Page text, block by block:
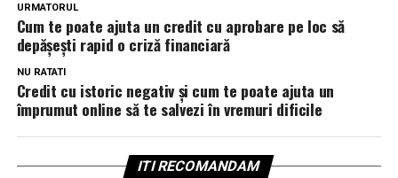
URMATORUL
Cum te poate ajuta un credit cu aprobare pe loc să
depășești rapid o criză financiară
NU RATATI
Credit cu istoric negativ și cum te poate ajuta un
împrumut online să te salvezi în vremuri dificile
ITI RECOMANDAM